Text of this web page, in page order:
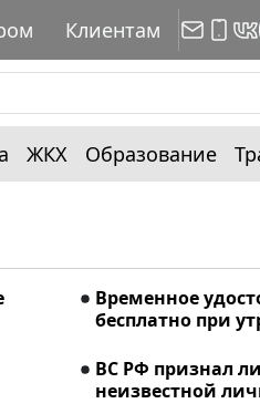
Клиентам
ЖКХ Образование
Временное
бесплатно при
ВС РФ признал
неизвестной